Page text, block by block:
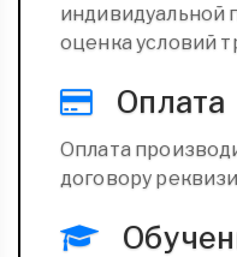
индивидуальной
оценка условий
Оплата
Оплата
договору